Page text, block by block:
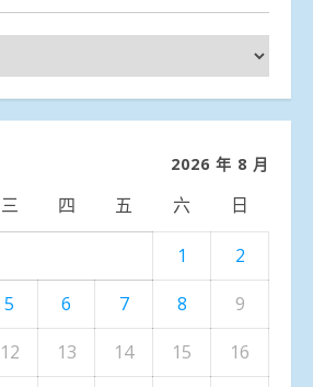
2026 年 8 月
三 四 五 六 日
1
2
5 6 7 8
9
12 13 14 15
16